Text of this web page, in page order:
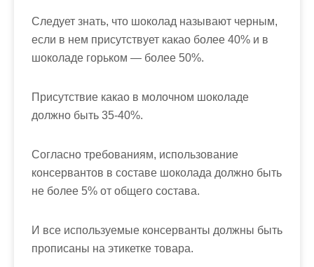
Следует знать, что шоколад называют черным,
если в нем присутствует какао более 40% и в
шоколаде горьком — более 50%.
Присутствие какао в молочном шоколаде
должно быть 35-40%.
Согласно требованиям, использование
консервантов в составе шоколада должно быть
не более 5% от общего состава.
И все используемые консерванты должны быть
прописаны на этикетке товара.